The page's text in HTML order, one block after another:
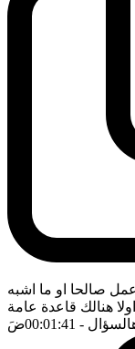
صالحا او ما اشبه
هنالك قاعدة عامة
- 00:01:41 ضَ